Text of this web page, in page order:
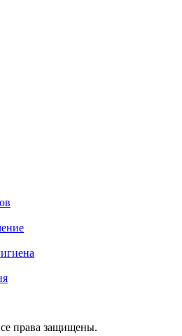
права защищены.